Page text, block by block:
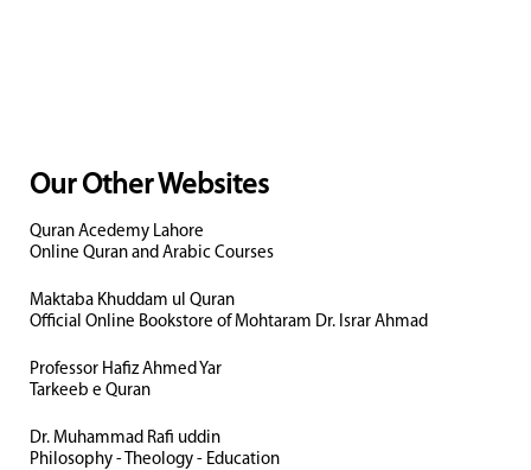
Our Other Websites
Quran Acedemy Lahore
Online Quran and Arabic Courses
Maktaba Khuddam ul Quran
Official Online Bookstore of Mohtaram Dr. Israr Ahmad
Professor Hafiz Ahmed Yar
Tarkeeb e Quran
Dr. Muhammad Rafi uddin
Philosophy - Theology - Education